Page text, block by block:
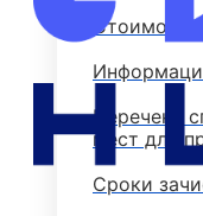
Перечень
мест для
Сроки